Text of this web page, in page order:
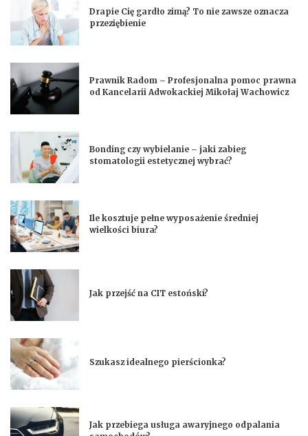
Drapie Cię gardło zimą? To nie zawsze oznacza
przeziębienie
Prawnik Radom – Profesjonalna pomoc prawna
od Kancelarii Adwokackiej Mikołaj Wachowicz
Bonding czy wybielanie – jaki zabieg
stomatologii estetycznej wybrać?
Ile kosztuje pełne wyposażenie średniej
wielkości biura?
Jak przejść na CIT estoński?
Szukasz idealnego pierścionka?
Jak przebiega usługa awaryjnego odpalania